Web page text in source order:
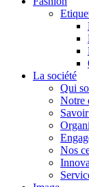
La société
Qui
Notre
Nos